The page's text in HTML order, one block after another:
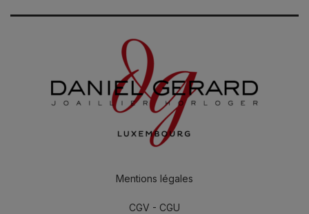
Mentions légales
CGV - CGU